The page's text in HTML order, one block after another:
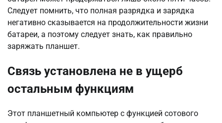
Следует помнить, что полная разрядка и зарядка
негативно сказывается на продолжительности жизни
батареи, а поэтому следует знать, как правильно
заряжать планшет.
Связь установлена не в ущерб
остальным функциям
Этот планшетный компьютер с функцией сотового